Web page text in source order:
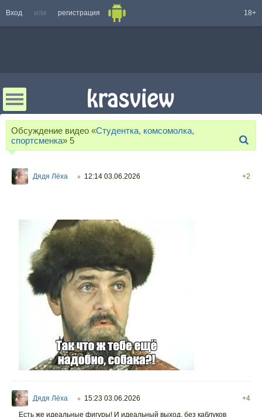
Вход или регистрация 18+
Обсуждение видео «Студентка, комсомолка,
спортсменка» 5
Дядя Лёха ○ 12:14 03.06.2026 +2
Дядя Лёха ○ 15:23 03.06.2026
+4
Есть же идеальные фигуры! И идеальный выход, без каблуков